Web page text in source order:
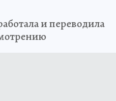
и переводила